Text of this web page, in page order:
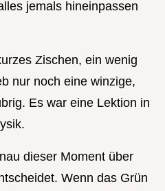
jemals hineinpassen
Zischen, ein wenig
nur noch eine winzige,
Es war eine Lektion in
dieser Moment über
Wenn das Grün